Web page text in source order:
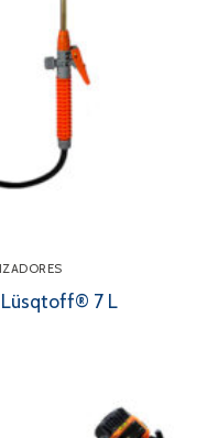
Lüsqtoff® 7 L